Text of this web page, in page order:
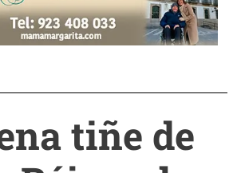
tiñe de